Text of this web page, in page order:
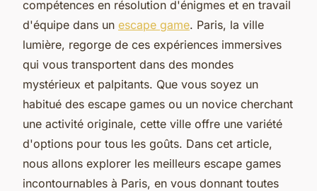
compétences en résolution d'énigmes et en travail
d'équipe dans un escape game. Paris, la ville
lumière, regorge de ces expériences immersives
qui vous transportent dans des mondes
mystérieux et palpitants. Que vous soyez un
habitué des escape games ou un novice cherchant
une activité originale, cette ville offre une variété
d'options pour tous les goûts. Dans cet article,
nous allons explorer les meilleurs escape games
incontournables à Paris, en vous donnant toutes